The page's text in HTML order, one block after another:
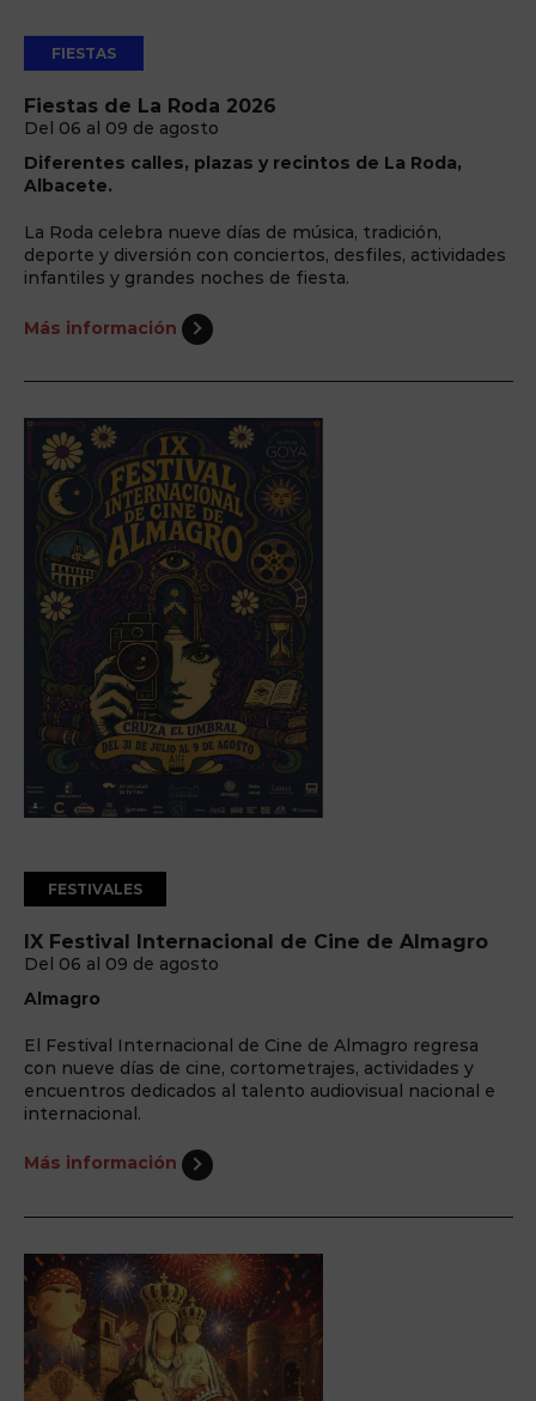
FIESTAS
Fiestas de La Roda 2026
Del 06 al 09 de agosto
Diferentes calles, plazas y recintos de La Roda,
Albacete.
La Roda celebra nueve días de música, tradición,
deporte y diversión con conciertos, desfiles, actividades
infantiles y grandes noches de fiesta.
Más información
FESTIVALES
IX Festival Internacional de Cine de Almagro
Del 06 al 09 de agosto
Almagro
El Festival Internacional de Cine de Almagro regresa
con nueve días de cine, cortometrajes, actividades y
encuentros dedicados al talento audiovisual nacional e
internacional.
Más información